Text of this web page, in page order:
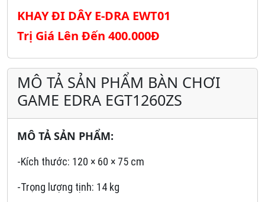
KHAY ĐI DÂY E-DRA EWT01
Trị Giá Lên Đến 400.000Đ
MÔ TẢ SẢN PHẨM BÀN CHƠI
GAME EDRA EGT1260ZS
MÔ TẢ SẢN PHẨM:
-Kích thước: 120 × 60 × 75 cm
-Trọng lượng tịnh: 14 kg